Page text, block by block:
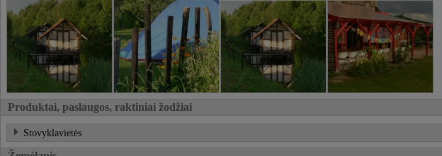
Produktai, paslaugos, raktiniai žodžiai
Stovyklavietės